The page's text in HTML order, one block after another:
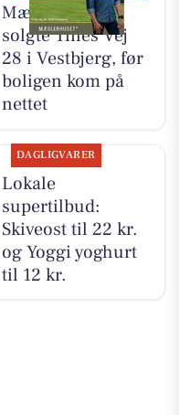
Mæglerhuset
solgte Tines Vej
28 i Vestbjerg, før
boligen kom på
nettet
DAGLIGVARER
Lokale
supertilbud:
Skiveost til 22 kr.
og Yoggi yoghurt
til 12 kr.